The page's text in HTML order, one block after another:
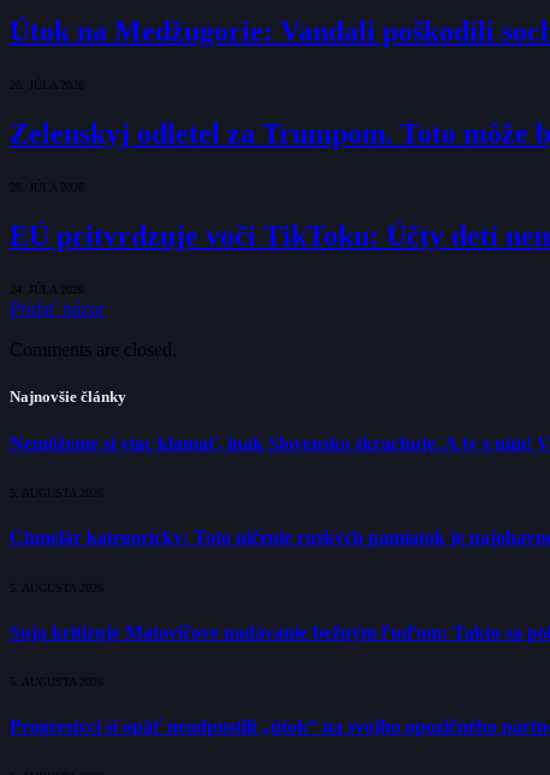
Útok na Medžugorie: Vandali poškodili
28. JÚLA 2026
Zelenskyj odletel za Trumpom. Toto
28. JÚLA 2026
EÚ pritvrdzuje voči TikToku: Účty detí
24. JÚLA 2026
Pridať názor
Comments are closed.
Najnovšie články
Nemôžeme si viac klamať, inak Slovensko skrachuje. A ty s
5. AUGUSTA 2026
Chmelár kategoricky: Toto ničenie ruských pamiatok je
5. AUGUSTA 2026
Suja kritizuje Matovičove nadávanie bežným ľuďom: Takto sa
5. AUGUSTA 2026
Progresívci si opäť neodpustili „útok“ na svojho opozičného